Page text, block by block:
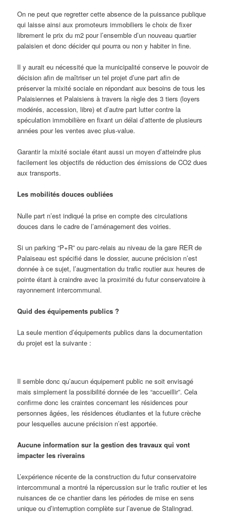
On ne peut que regretter cette absence de la puissance publique
qui laisse ainsi aux promoteurs immobiliers le choix de fixer
librement le prix du m2 pour l’ensemble d’un nouveau quartier
palaisien et donc décider qui pourra ou non y habiter in fine.
Il y aurait eu nécessité que la municipalité conserve le pouvoir de
décision afin de maîtriser un tel projet d’une part afin de
préserver la mixité sociale en répondant aux besoins de tous les
Palaisiennes et Palaisiens à travers la règle des 3 tiers (loyers
modérés, accession, libre) et d’autre part lutter contre la
spéculation immobilière en fixant un délai d’attente de plusieurs
années pour les ventes avec plus-value.
Garantir la mixité sociale étant aussi un moyen d’atteindre plus
facilement les objectifs de réduction des émissions de CO2 dues
aux transports.
Les mobilités douces oubliées
Nulle part n’est indiqué la prise en compte des circulations
douces dans le cadre de l’aménagement des voiries.
Si un parking “P+R” ou parc-relais au niveau de la gare RER de
Palaiseau est spécifié dans le dossier, aucune précision n’est
donnée à ce sujet, l’augmentation du trafic routier aux heures de
pointe étant à craindre avec la proximité du futur conservatoire à
rayonnement intercommunal.
Quid des équipements publics ?
La seule mention d’équipements publics dans la documentation
du projet est la suivante :
Il semble donc qu’aucun équipement public ne soit envisagé
mais simplement la possibilité donnée de les “accueillir”. Cela
confirme donc les craintes concernant les résidences pour
personnes âgées, les résidences étudiantes et la future crèche
pour lesquelles aucune précision n’est apportée.
Aucune information sur la gestion des travaux qui vont
impacter les riverains
L’expérience récente de la construction du futur conservatoire
intercommunal a montré la répercussion sur le trafic routier et les
nuisances de ce chantier dans les périodes de mise en sens
unique ou d’interruption complète sur l’avenue de Stalingrad.